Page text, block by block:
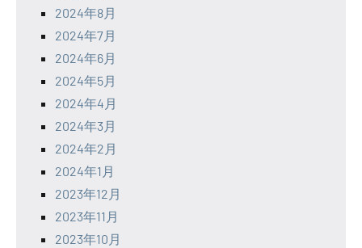
2024年8月
2024年7月
2024年6月
2024年5月
2024年4月
2024年3月
2024年2月
2024年1月
2023年12月
2023年11月
2023年10月